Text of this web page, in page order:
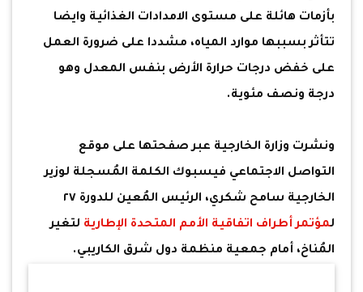
بأزمات هائلة على مستوى الامدادات الغذائية وايضا
تتأثر بسببها موارد المياه، مشددا على ضرورة العمل
على خفض درجات حرارة الأرض بنفس المعدل وهو
درجة ونصف مئوية.
ونشرت وزارة الخارجية عبر صفحتها على موقع
التواصل الاجتماعي فيسبوك الكلمة المُسجلة لوزير
الخارجية سامح شكري، الرئيس المُعين للدورة ٢٧
لمؤتمر أطراف اتفاقية الأمم المتحدة الإطارية لتغير
المُناخ، أمام جمعية منظمة دول شرق الكاريبي.